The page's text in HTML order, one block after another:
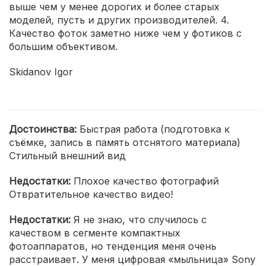
выше чем у менее дорогих и более старых
моделей, пусть и других производителей. 4.
Качество фоток заметно ниже чем у фотиков с
большим объективом.
Skidanov Igor
Достоинства: Быстрая работа (подготовка к
съёмке, запись в память отснятого материала)
Стильный внешний вид
Недостатки: Плохое качество фотографий
Отвратительное качество видео!
Недостатки: Я не знаю, что случилось с
качеством в сегменте компактных
фотоаппаратов, но тенденция меня очень
расстраивает. У меня цифровая «мыльница» Sony